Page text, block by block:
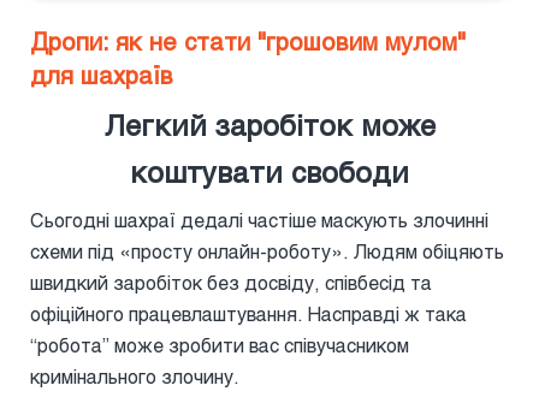
Дропи: як не стати "грошовим мулом"
для шахраїв
Легкий заробіток може
коштувати свободи
Сьогодні шахраї дедалі частіше маскують злочинні
схеми під «просту онлайн-роботу». Людям обіцяють
швидкий заробіток без досвіду, співбесід та
офіційного працевлаштування. Насправді ж така
“робота” може зробити вас співучасником
кримінального злочину.